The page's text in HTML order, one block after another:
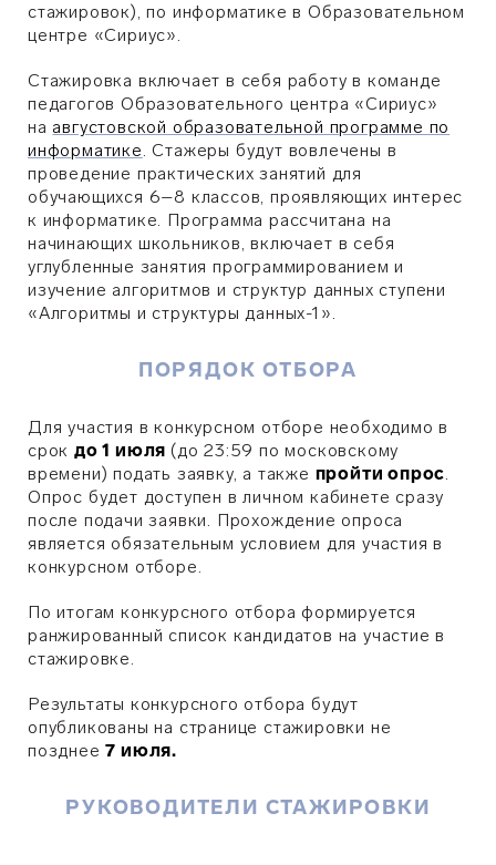
стажировок), по информатике в Образовательном
центре «Сириус».
Стажировка включает в себя работу в команде
педагогов Образовательного центра «Сириус»
на августовской образовательной программе по
информатике. Стажеры будут вовлечены в
проведение практических занятий для
обучающихся 6–8 классов, проявляющих интерес
к информатике. Программа рассчитана на
начинающих школьников, включает в себя
углубленные занятия программированием и
изучение алгоритмов и структур данных ступени
«Алгоритмы и структуры данных-1».
ПОРЯДОК ОТБОРА
Для участия в конкурсном отборе необходимо в
срок до 1 июля (до 23:59 по московскому
времени) подать заявку, а также пройти опрос.
Опрос будет доступен в личном кабинете сразу
после подачи заявки. Прохождение опроса
является обязательным условием для участия в
конкурсном отборе.
По итогам конкурсного отбора формируется
ранжированный список кандидатов на участие в
стажировке.
Результаты конкурсного отбора будут
опубликованы на странице стажировки не
позднее7июля.
РУКОВОДИТЕЛИ СТАЖИРОВКИ